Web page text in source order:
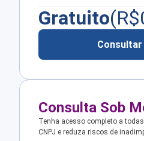
Gratuito(R$
Consulta Sob
Tenha acesso completo a
CNPJ e reduza riscos de